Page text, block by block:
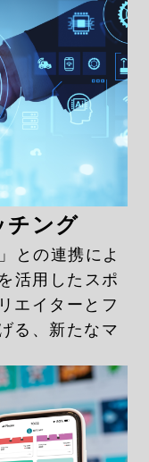
チング
との連携によ
活用したスポ
エイターとフ
る、新たなマ